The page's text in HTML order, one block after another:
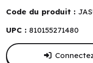
Code du produit :
UPC : 810155271480